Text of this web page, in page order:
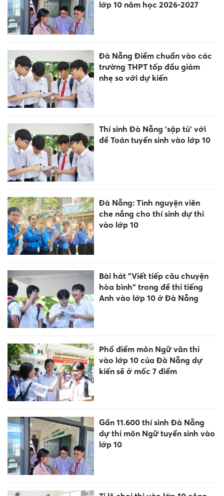
lớp 10 năm học 2026-2027
Đà Nẵng Điểm chuẩn vào các
trường THPT tốp đầu giảm
nhẹ so với dự kiến
Thí sinh Đà Nẵng 'sập tủ' với
đề Toán tuyển sinh vào lớp 10
Đà Nẵng: Tình nguyện viên
che nắng cho thí sinh dự thi
vào lớp 10
Bài hát "Viết tiếp câu chuyện
hòa bình" trong đề thi tiếng
Anh vào lớp 10 ở Đà Nẵng
Phổ điểm môn Ngữ văn thi
vào lớp 10 của Đà Nẵng dự
kiến sẽ ở mốc 7 điểm
Gần 11.600 thí sinh Đà Nẵng
dự thi môn Ngữ tuyển sinh vào
lớp 10